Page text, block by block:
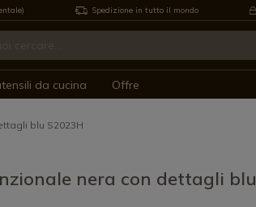
Spedizione in tutto il mondo
da cucina Offre
blu S2023H
nera con dettagli blu